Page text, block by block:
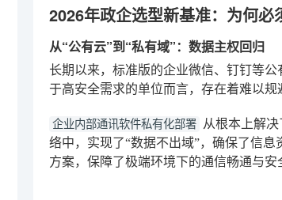
2026年政企选型新基准：为何必
从“公有云”到“私有域”：数据主权回归
长期以来，标准版的企业微信、钉钉等
于高安全需求的单位而言，存在着难以
企业内部通讯软件私有化部署
从根本上解
络中，实现了“数据不出域”，确保了信
方案，保障了极端环境下的通信畅通与安